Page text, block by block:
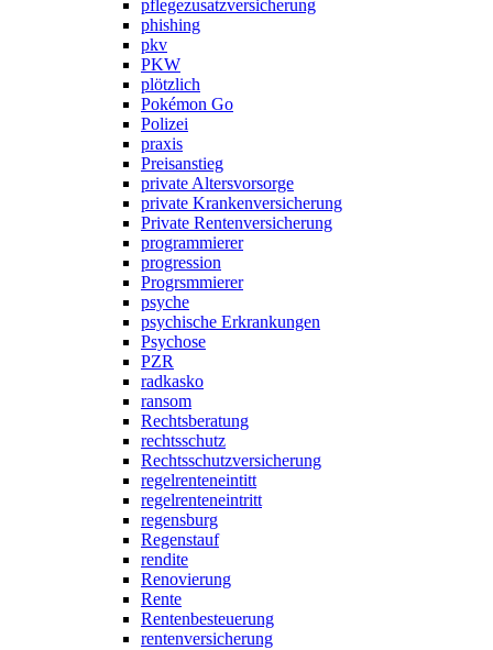
pflegezusatzversicherung
phishing
pkv
PKW
plötzlich
Pokémon Go
Polizei
praxis
Preisanstieg
private Altersvorsorge
private Krankenversicherung
Private Rentenversicherung
programmierer
progression
Progrsmmierer
psyche
psychische Erkrankungen
Psychose
PZR
radkasko
ransom
Rechtsberatung
rechtsschutz
Rechtsschutzversicherung
regelrenteneintitt
regelrenteneintritt
regensburg
Regenstauf
rendite
Renovierung
Rente
Rentenbesteuerung
rentenversicherung